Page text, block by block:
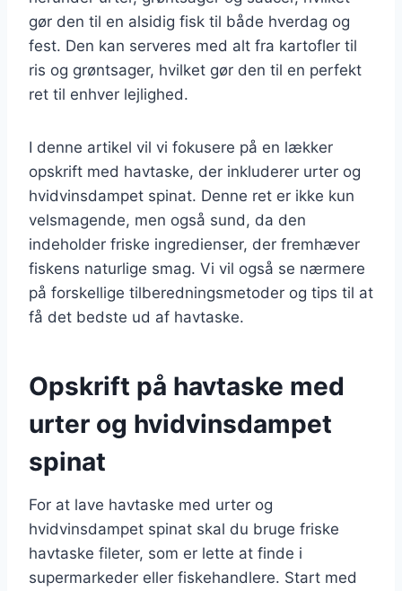
gør den til en alsidig fisk til både hverdag og
fest. Den kan serveres med alt fra kartofler til
ris og grøntsager, hvilket gør den til en perfekt
ret til enhver lejlighed.
I denne artikel vil vi fokusere på en lækker
opskrift med havtaske, der inkluderer urter og
hvidvinsdampet spinat. Denne ret er ikke kun
velsmagende, men også sund, da den
indeholder friske ingredienser, der fremhæver
fiskens naturlige smag. Vi vil også se nærmere
på forskellige tilberedningsmetoder og tips til at
få det bedste ud af havtaske.
Opskrift på havtaske med
urter og hvidvinsdampet
spinat
For at lave havtaske med urter og
hvidvinsdampet spinat skal du bruge friske
havtaske fileter, som er lette at finde i
supermarkeder eller fiskehandlere. Start med